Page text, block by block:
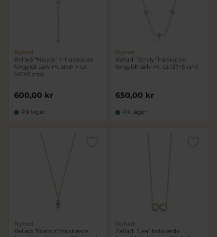
Nyhed
Belladi "Nicole" Y-halskæde
forgyldt sølv m. sten + cz
(40+5 cm)
600,00 kr
På lager
Nyhed
Belladi "Emily" halskæde
forgyldt sølv m. cz (37+5 cm)
650,00 kr
På lager
Nyhed
Belladi "Bianca" halskæde
Nyhed
Belladi "Lea" halskæde